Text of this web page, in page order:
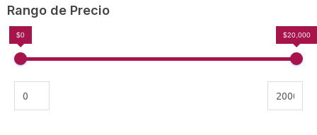
Rango de Precio
$0 $20,000